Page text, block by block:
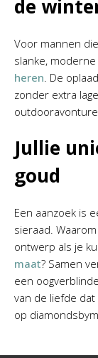
de
Voor mannen
slanke,
heren. De
zonder extra
Jullie
goud
Een aanzoek is
sieraad.
ontwerp als je
maat? Samen
een
van de liefde dat
op